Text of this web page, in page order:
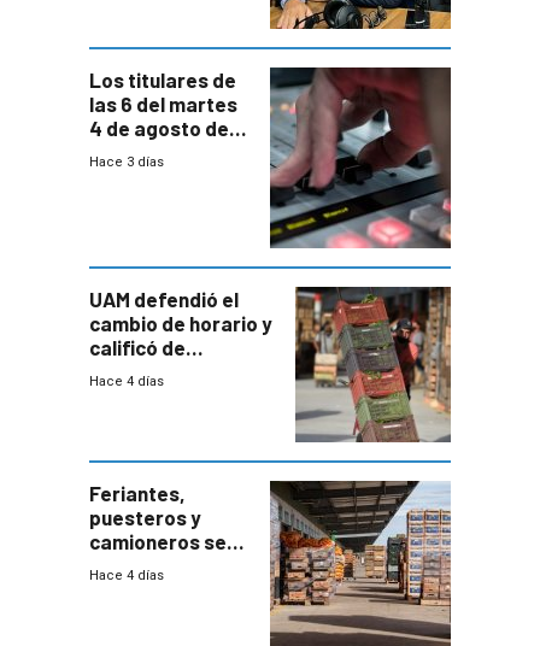
Los titulares de
las 6 del martes
4 de agosto de
2026
Hace 3 días
UAM defendió el
cambio de horario y
calificó de
“desproporcionado”
Hace 4 días
Feriantes,
puesteros y
camioneros se
movilizaron en
Hace 4 días